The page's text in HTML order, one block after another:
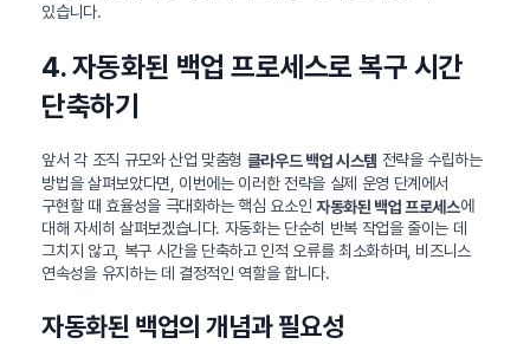
있습니다.
4. 자동화된 백업 프로세스로 복구 시간
단축하기
앞서 각 조직 규모와 산업 맞춤형 클라우드 백업 시스템 전략을 수립하는
방법을 살펴보았다면, 이번에는 이러한 전략을 실제 운영 단계에서
구현할 때 효율성을 극대화하는 핵심 요소인 자동화된 백업 프로세스에
대해 자세히 살펴보겠습니다. 자동화는 단순히 반복 작업을 줄이는 데
그치지 않고, 복구 시간을 단축하고 인적 오류를 최소화하며, 비즈니스
연속성을 유지하는 데 결정적인 역할을 합니다.
자동화된 백업의 개념과 필요성